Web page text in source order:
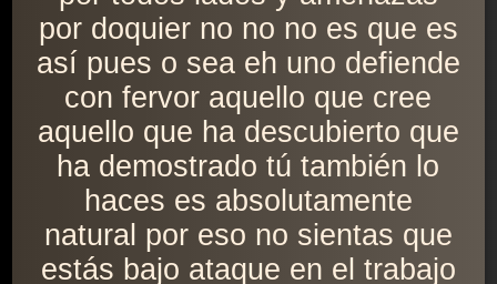
por doquier no no no es que es
así pues o sea eh uno defiende
con fervor aquello que cree
aquello que ha descubierto que
ha demostrado tú también lo
haces es absolutamente
natural por eso no sientas que
estás bajo ataque en el trabajo